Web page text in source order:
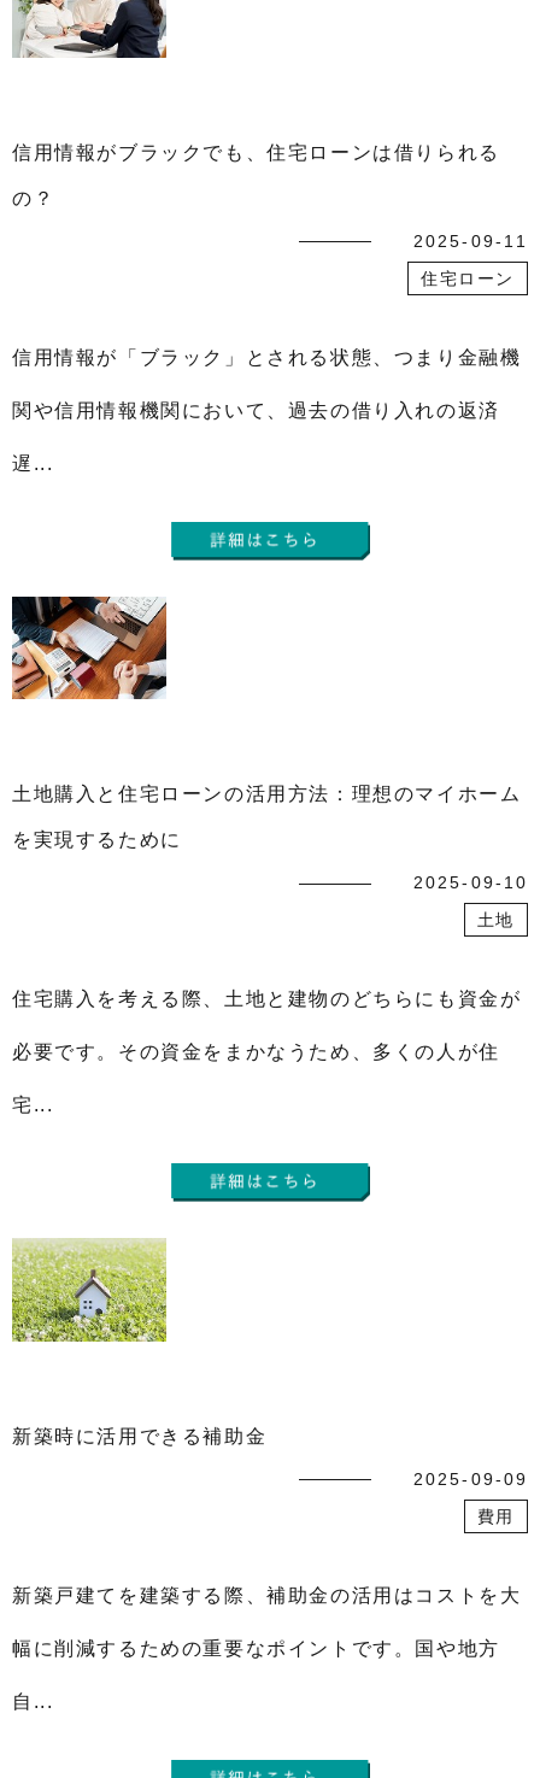
信用情報がブラックでも、住宅ローンは借りられる
の？
2025-09-11
住宅ローン
信用情報が「ブラック」とされる状態、つまり金融機
関や信用情報機関において、過去の借り入れの返済
遅...
土地購入と住宅ローンの活用方法：理想のマイホーム
を実現するために
2025-09-10
土地
住宅購入を考える際、土地と建物のどちらにも資金が
必要です。その資金をまかなうため、多くの人が住
宅...
新築時に活用できる補助金
2025-09-09
費用
新築戸建てを建築する際、補助金の活用はコストを大
幅に削減するための重要なポイントです。国や地方
自...